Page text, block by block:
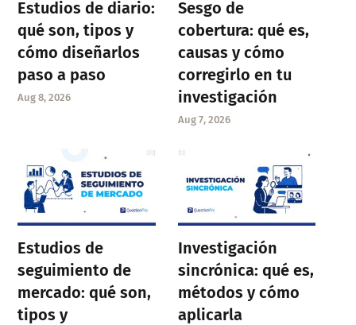
Estudios de diario:
qué son, tipos y
cómo diseñarlos
paso a paso
Aug 8, 2026
Sesgo de
cobertura: qué es,
causas y cómo
corregirlo en tu
investigación
Aug 7, 2026
Estudios de
seguimiento de
mercado: qué son,
tipos y
Investigación
sincrónica: qué es,
métodos y cómo
aplicarla